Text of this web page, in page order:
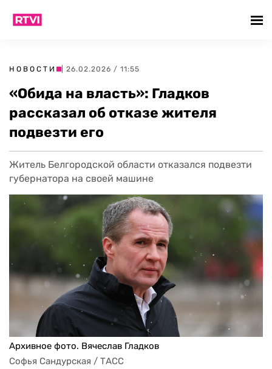
НОВОСТИ | 26.02.2026 / 11:55
«Обида на власть»: Гладков
рассказал об отказе жителя
подвезти его
Житель Белгородской области отказался подвезти
губернатора на своей машине
Архивное фото. Вячеслав Гладков
Софья Сандурская / ТАСС